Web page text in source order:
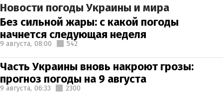
Новости погоды Украины и мира
Без сильной жары: с какой погоды
начнется следующая неделя
9 августа, 08:00 542
Часть Украины вновь накроют грозы:
прогноз погоды на 9 августа
9 августа, 06:33 2300